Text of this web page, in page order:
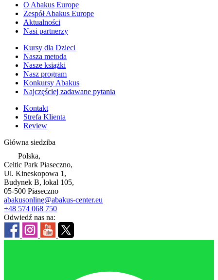
O Abakus Europe
Zespół Abakus Europe
Aktualności
Nasi partnerzy
Kursy dla Dzieci
Nasza metoda
Nasze książki
Nasz program
Konkursy Abakus
Najczęściej zadawane pytania
Kontakt
Strefa Klienta
Review
Główna siedziba
Polska,
Celtic Park Piaseczno,
Ul. Kineskopowa 1,
Budynek B, lokal 105,
05-500 Piaseczno
abakusonline@abakus-center.eu
+48 574 068 750
Odwiedź nas na: